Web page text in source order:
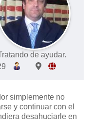
de ayudar.
simplemente no
y continuar con el
desahuciarle en